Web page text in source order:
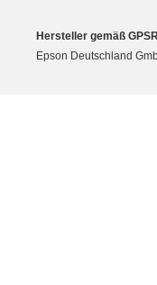
Hersteller gemäß
Epson Deutschland